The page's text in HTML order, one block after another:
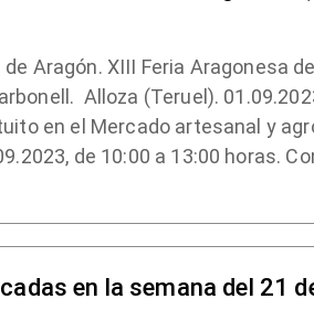
Aragón. XIII Feria Aragonesa
Alloza (Teruel).
en el Mercado artesanal y
de 10:00 a 13:00 horas.
en la semana del 21